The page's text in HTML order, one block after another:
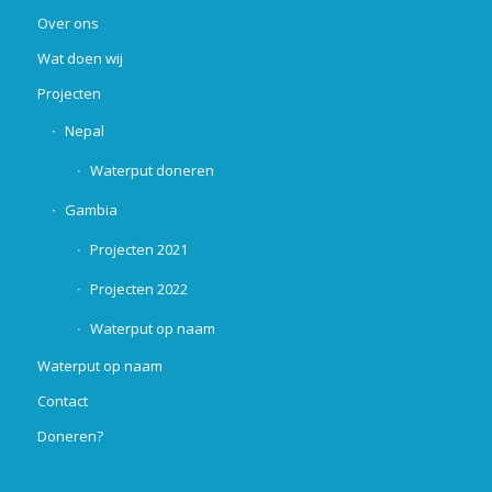
Over ons
Wat doen wij
Projecten
Nepal
Waterput doneren
Gambia
Projecten 2021
Projecten 2022
Waterput op naam
Waterput op naam
Contact
Doneren?